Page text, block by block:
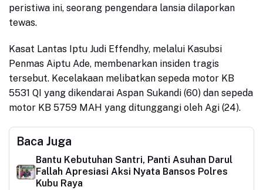
peristiwa ini, seorang pengendara lansia dilaporkan
tewas.
Kasat Lantas Iptu Judi Effendhy, melalui Kasubsi
Penmas Aiptu Ade, membenarkan insiden tragis
tersebut. Kecelakaan melibatkan sepeda motor KB
5531 QI yang dikendarai Aspan Sukandi (60) dan sepeda
motor KB 5759 MAH yang ditunggangi oleh Agi (24).
Baca Juga
Bantu Kebutuhan Santri, Panti Asuhan Darul
Fallah Apresiasi Aksi Nyata Bansos Polres
Kubu Raya